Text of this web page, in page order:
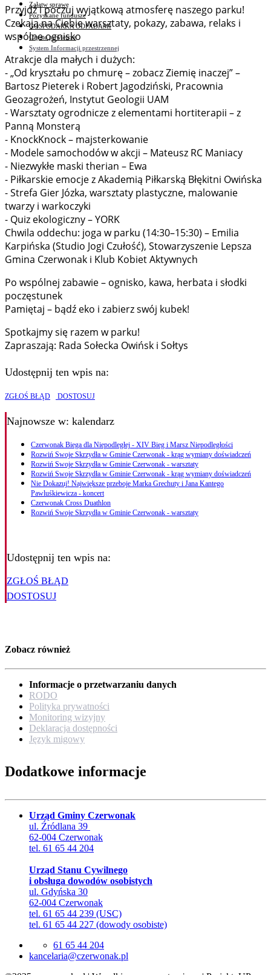
Załatw sprawę
Pozyskane fundusze
GOSPODARKA ODPADAMI
Czyste powietrze
System Informacji przestrzennej
Przyjdź i poczuj wyjątkową atmosferę naszego parku!
Czekają na Ciebie warsztaty, pokazy, zabawa, relaks i
wspólne ognisko
Atrakcje dla małych i dużych:
- „Od kryształu po chmurę – zobacz Ziemię inaczej” –
Bartosz Pieterek i Robert Jagodziński, Pracownia
Geozagrożeń, Instytut Geologii UAM
- Warsztaty ogrodnicze z elementami hortiterapii – z
Panną Monsterą
- KnockKnock – majsterkowanie
- Modele samochodów w akcji – Mateusz RC Maniacy
- Niezwykłe maski therian – Ewa
- Piłkarskie emocje z Akademią Piłkarską Błękitni Owińska
- Strefa Gier Józka, warsztaty plastyczne, malowanie
twarzy i warkoczyki
- Quiz ekologiczny – YORK
Chwila oddechu: joga w parku (14:30–15:30) – Emilia
Karpińska (Studio Jogi Czułość), Stowarzyszenie Lepsza
Gmina Czerwonak i Klub Kobiet Aktywnych
Po wspólnej zabawie – ognisko, kawa, herbata i słodki
poczęstunek
Pamiętaj – bądź eko i zabierz swój kubek!
Spotkajmy się razem w parku!
Zapraszają: Rada Sołecka Owińsk i Sołtys
Udostępnij ten wpis na:
ZGŁOŚ BŁĄD DOSTOSUJ
Najnowsze w: kalendarz
Czerwonak Biega dla Niepodległej - XIV Bieg i Marsz Niepodległości
Rozwiń Swoje Skrzydła w Gminie Czerwonak - krąg wymiany doświadczeń
Rozwiń Swoje Skrzydła w Gminie Czerwonak - warsztaty
Rozwiń Swoje Skrzydła w Gminie Czerwonak - krąg wymiany doświadczeń
Nie Dokazuj! Największe przeboje Marka Grechuty i Jana Kantego
Pawluśkiewicza - koncert
Czerwonak Cross Duathlon
Rozwiń Swoje Skrzydła w Gminie Czerwonak - warsztaty
Udostępnij ten wpis na:
ZGŁOŚ BŁĄD
DOSTOSUJ
Zobacz również
Informacje o przetwarzaniu danych
RODO
Polityka prywatności
Monitoring wizyjny
Deklaracja dostępności
Język migowy
Dodatkowe informacje
Urząd Gminy Czerwonak
ul. Źródlana 39
62-004 Czerwonak
tel. 61 65 44 204
Urząd Stanu Cywilnego
i obsługa dowodów osobistych
ul. Gdyńska 30
62-004 Czerwonak
tel. 61 65 44 239 (USC)
tel. 61 65 44 227 (dowody osobiste)
61 65 44 204
lp.kanowrezc@airalecnak